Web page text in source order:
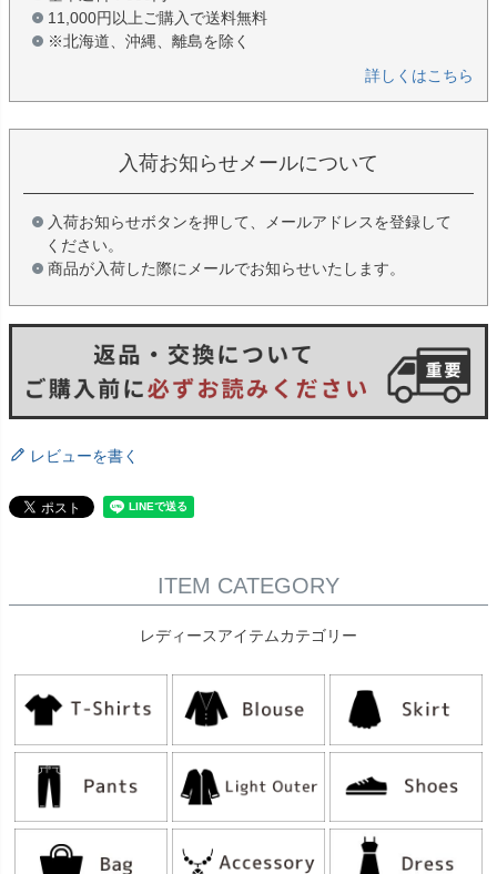
11,000円以上ご購入で送料無料
※北海道、沖縄、離島を除く
詳しくはこちら
入荷お知らせメールについて
入荷お知らせボタンを押して、メールアドレスを登録して
ください。
商品が入荷した際にメールでお知らせいたします。
レビューを書く
ITEM CATEGORY
レディースアイテムカテゴリー